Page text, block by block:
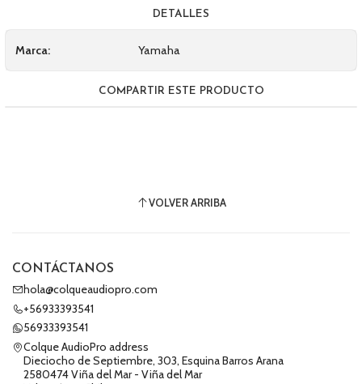
DETALLES
Marca: Yamaha
COMPARTIR ESTE PRODUCTO
VOLVER ARRIBA
CONTÁCTANOS
hola@colqueaudiopro.com
+56933393541
56933393541
Colque AudioPro address
Dieciocho de Septiembre, 303, Esquina Barros Arana
2580474 Viña del Mar - Viña del Mar